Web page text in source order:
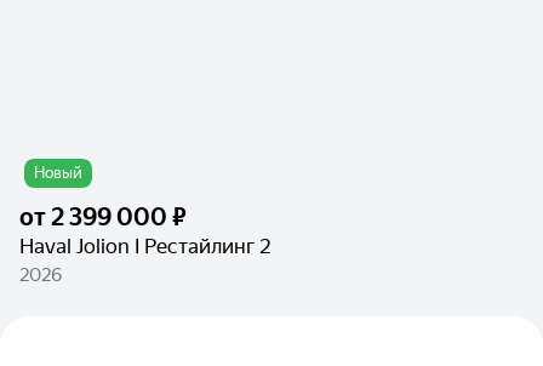
Новый
от2 399 000 ₽
Haval Jolion I Рестайлинг 2
2026